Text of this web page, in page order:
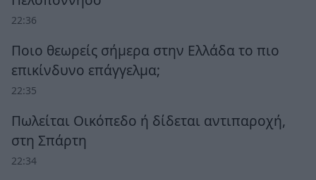
22:36
Ποιο θεωρείς σήμερα στην Ελλάδα το πιο
επικίνδυνο επάγγελμα;
22:35
Πωλείται Οικόπεδο ή δίδεται αντιπαροχή,
στη Σπάρτη
22:34